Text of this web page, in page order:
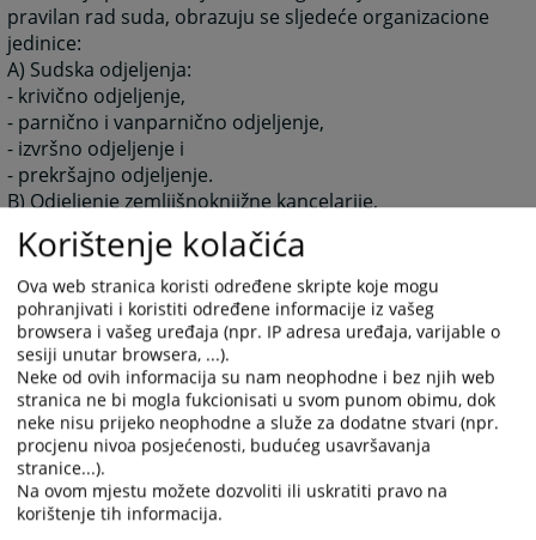
pravilan rad suda, obrazuju se sljedeće organizacione
jedinice:
A) Sudska odjeljenja:
- krivično odjeljenje,
- parnično i vanparnično odjeljenje,
- izvršno odjeljenje i
- prekršajno odjeljenje.
B) Odjeljenje zemljišnoknjižne kancelarije,
C) Odjeljenje sudske uprave:
- sekretar suda,
- odjeljenje za opšte i računovodstvene poslove,
- odjeljenje pisarnice.
Više informacija o sudskim odjeljenjima kao i ostale
informacije o unutrašnjoj organizaciji Osnovnog suda
Mrkonjić Grad možete naći u dokumentu "Pravilnik o
unutrašnjoj organizaciji i sistematizaciji radnih mjesta
Osnovnog suda u Mrkonji Gradu", a koji se nalazi u
"Akti suda".
1593
Korištenje kolačića
Ova web stranica koristi određene skripte koje mogu
pohranjivati i koristiti određene informacije iz vašeg
browsera i vašeg uređaja (npr. IP adresa uređaja, varijable o
sesiji unutar browsera, ...).
Neke od ovih informacija su nam neophodne i bez njih web
stranica ne bi mogla fukcionisati u svom punom obimu, dok
neke nisu prijeko neophodne a služe za dodatne stvari (npr.
procjenu nivoa posjećenosti, budućeg usavršavanja
stranice...).
Na ovom mjestu možete dozvoliti ili uskratiti pravo na
korištenje tih informacija.